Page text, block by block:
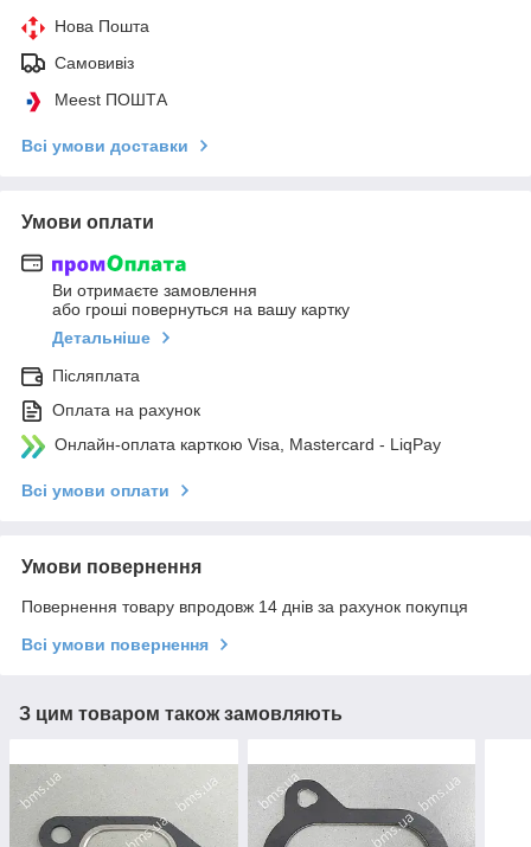
Нова Пошта
Самовивіз
Meest ПОШТА
Всі умови доставки
Умови оплати
Ви отримаєте замовлення
або гроші повернуться на вашу картку
Детальніше
Післяплата
Оплата на рахунок
Онлайн-оплата карткою Visa, Mastercard - LiqPay
Всі умови оплати
Умови повернення
Повернення товару впродовж 14 днів за рахунок покупця
Всі умови повернення
З цим товаром також замовляють